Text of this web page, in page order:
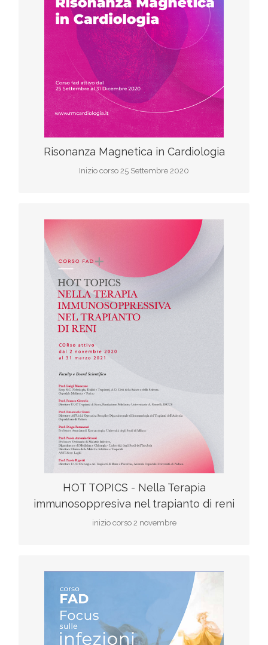
Risonanza Magnetica in Cardiologia
Inizio corso 25 Settembre 2020
F.A.D
Iscriviti al corso
scarica il programma
HOT TOPICS - Nella Terapia
immunosoppresiva nel trapianto di reni
inizio corso 2 novembre